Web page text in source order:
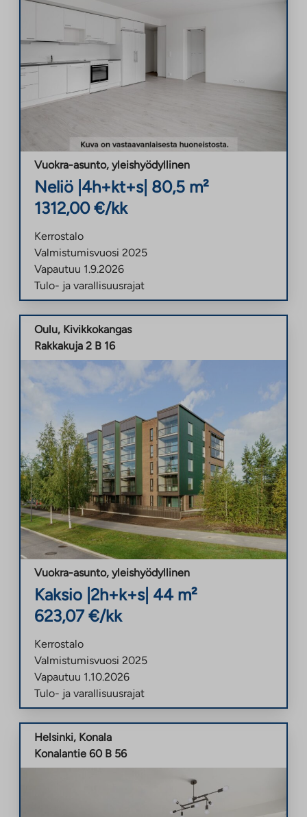
Vuokra-asunto, yleishyödyllinen
Neliö 4h+kt+s| 80,5 m²
1312,00 €/kk
Kerrostalo
Valmistumisvuosi 2025
Vapautuu 1.9.2026
Tulo- ja varallisuusrajat
Oulu, Kivikkokangas
Rakkakuja 2 B 16
Vuokra-asunto, yleishyödyllinen
Kaksio 2h+k+s| 44 m²
623,07 €/kk
Kerrostalo
Valmistumisvuosi 2025
Vapautuu 1.10.2026
Tulo- ja varallisuusrajat
Helsinki, Konala
Konalantie 60 B 56